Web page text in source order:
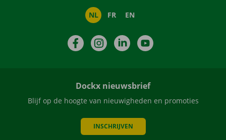
NL FR EN
FacebookInstagramLinkedIn
Dockx nieuwsbrief
Blijf op de hoogte van nieuwigheden en promoties
INSCHRIJVEN